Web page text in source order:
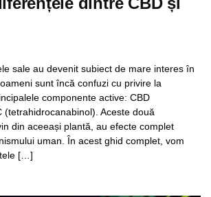
sale au devenit subiect de mare interes în
sunt încă confuzi cu privire la
componente active: CBD
(tetrahidrocanabinol). Aceste două
din aceeași plantă, au efecte complet
uman. În acest ghid complet, vom
[…]